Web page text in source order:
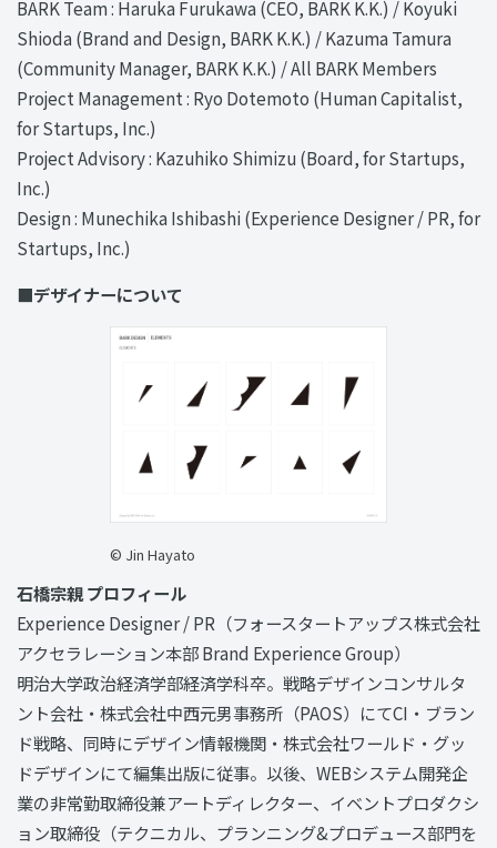
BARK Team : Haruka Furukawa (CEO, BARK K.K.) / Koyuki
Shioda (Brand and Design, BARK K.K.) / Kazuma Tamura
(Community Manager, BARK K.K.) / All BARK Members
Project Management : Ryo Dotemoto (Human Capitalist,
for Startups, Inc.)
Project Advisory : Kazuhiko Shimizu (Board, for Startups,
Inc.)
Design : Munechika Ishibashi (Experience Designer / PR, for
Startups, Inc.)
■デザイナーについて
© Jin Hayato
石橋宗親 プロフィール
Experience Designer / PR（フォースタートアップス株式会社
アクセラレーション本部 Brand Experience Group）
明治大学政治経済学部経済学科卒。戦略デザインコンサルタ
ント会社・株式会社中西元男事務所（PAOS）にてCI・ブラン
ド戦略、同時にデザイン情報機関・株式会社ワールド・グッ
ドデザインにて編集出版に従事。以後、WEBシステム開発企
業の非常勤取締役兼アートディレクター、イベントプロダクシ
ョン取締役（テクニカル、プランニング&プロデュース部門を